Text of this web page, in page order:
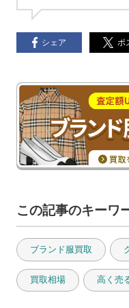
シェア ポ
この記事のキーワ
ブランド服買取
買取相場 高く売